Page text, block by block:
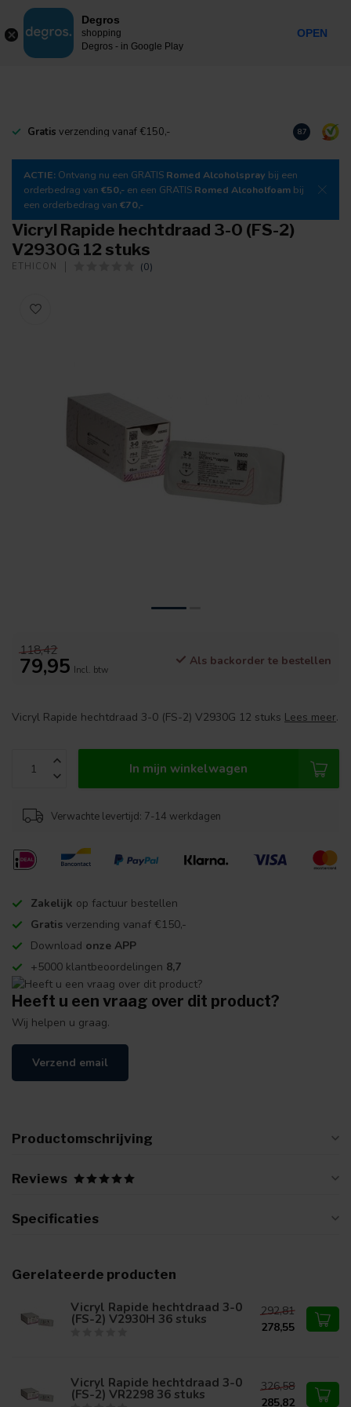
MENU
Gratis verzending vanaf €150,- Download
8.7
ACTIE: Ontvang nu een GRATIS Romed Alcoholspray bij een
orderbedrag van €50,- en een GRATIS Romed Alcoholfoam bij
een orderbedrag van €70,-
Vicryl Rapide hechtdraad 3-0 (FS-2)
V2930G 12 stuks
ETHICON (0)
118,42
79,95 Incl. btw
Als backorder te bestellen
Vicryl Rapide hechtdraad 3-0 (FS-2) V2930G 12 stuks Lees meer.
In mijn winkelwagen
Verwachte levertijd: 7-14 werkdagen
Zakelijk op factuur bestellen
Gratis verzending vanaf €150,-
Download onze APP
+5000 klantbeoordelingen 8,7
Heeft u een vraag over dit product?
Wij helpen u graag.
Verzend email
Productomschrijving
Reviews
Specificaties
Gerelateerde producten
Vicryl Rapide hechtdraad 3-0
(FS-2) V2930H 36 stuks
292,81
278,55
Vicryl Rapide hechtdraad 3-0
(FS-2) VR2298 36 stuks
326,58
285,82
Degros
shopping
Degros - in Google Play
OPEN